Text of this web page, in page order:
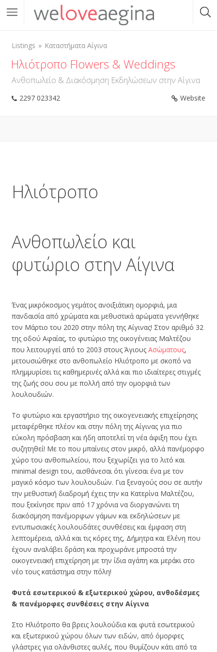
Listings Καταστήματα Αίγινα
Ηλιότροπο Flowers & Weddings
Ανθοπωλείο & Διακόσμηση Εκδηλώσεων στην Αίγινα
2297 023342 Website
Ηλιότροπο
Ανθοπωλείο και
φυτώριο στην Αίγινα
Ένας μικρόκοσμος γεμάτος ανοιξιάτικη ομορφιά, μια
πανδαισία από χρώματα και μεθυστικά αρώματα γεννήθηκε
τον Μάρτιο του 2020 στην πόλη της Αίγινας! Στον αριθμό 32
της οδού Αφαίας, το φυτώριο της οικογένειας Μαλτέζου
που λειτουργεί από το 2003 στους Άγιους Ασώματους,
μετουσιώθηκε στο ανθοπωλείο Ηλιότροπο με σκοπό να
πλημμυρίσει τις καθημερινές αλλά και πιο ιδιαίτερες στιγμές
της ζωής σου σου με πολλή από την ομορφιά των
λουλουδιών.
Το φυτώριο και εργαστήριο της οικογενειακής επιχείρησης
μεταφέρθηκε πλέον και στην πόλη της Αίγινας για πιο
εύκολη πρόσβαση και ήδη αποτελεί τη νέα άφιξη που έχει
συζητηθεί! Με το που μπαίνεις στον μικρό, αλλά πανέμορφο
χώρο του ανθοπωλείου, που ξεχωρίζει για το λιτό και
minimal design του, αισθάνεσαι ότι γίνεσαι ένα με τον
μαγικό κόσμο των λουλουδιών. Για ξεναγούς σου σε αυτήν
την μεθυστική διαδρομή έχεις την κα Κατερίνα Μαλτέζου,
που ξεκίνησε πριν από 17 χρόνια να διοργανώνει τη
διακόσμηση πανέμορφων γάμων και εκδηλώσεων με
εντυπωσιακές λουλουδάτες συνθέσεις και έμφαση στη
λεπτομέρεια, αλλά και τις κόρες της, Δήμητρα και Ελένη που
έχουν αναλάβει δράση και προχωράνε μπροστά την
οικογενειακή επιχείρηση με την ίδια αγάπη και μεράκι στο
νέο τους κατάστημα στην πόλη!
Φυτά εσωτερικού & εξωτερικού χώρου, ανθοδέσμες
& πανέμορφες συνθέσεις στην Αίγινα
Στο Ηλιότροπο θα βρεις λουλούδια και φυτά εσωτερικού
και εξωτερικού χώρου όλων των ειδών, από όμορφες
γλάστρες για ολάνθιστες αυλές, που θυμίζουν κάτι από τα